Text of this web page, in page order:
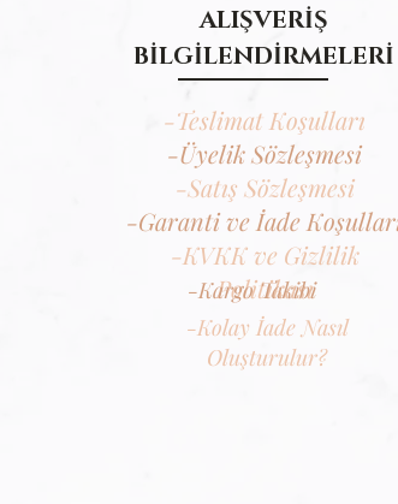
ALIŞVERİŞ
BİLGİLENDİRMELERİ
-Teslimat Koşulları
-Üyelik Sözleşmesi
-Satış Sözleşmesi
-Garanti ve İade
-KVKK ve Gizlilik
Politikası
-Kolay İade Nasıl
Oluşturulur?
-Kargo Takibi